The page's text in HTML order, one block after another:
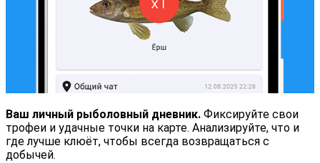
Ваш личный рыболовный дневник. Фиксируйте свои
трофеи и удачные точки на карте. Анализируйте, что и
где лучше клюёт, чтобы всегда возвращаться с
добычей.